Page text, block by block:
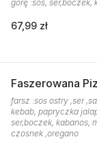
górę :sos, ser,boczek,
67,99 zł
Faszerowana
farsz :sos ostry ,ser
kebab, papryczka
ser,boczek, kabanos,
czosnek ,oregano